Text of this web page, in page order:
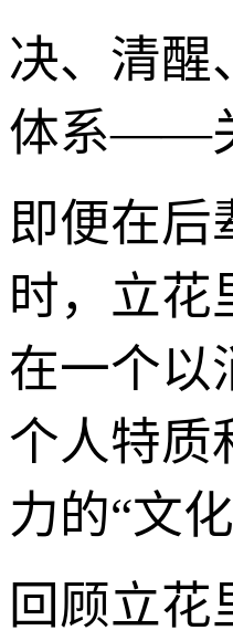
决、清醒
体系——
即便在后
时，立花
在一个以
个人特质
力的“文
回顾立